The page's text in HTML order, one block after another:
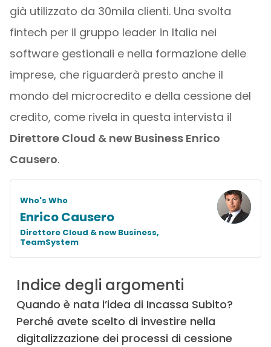
già utilizzato da 30mila clienti. Una svolta
fintech per il gruppo leader in Italia nei
software gestionali e nella formazione delle
imprese, che riguarderà presto anche il
mondo del microcredito e della cessione del
credito, come rivela in questa intervista il
Direttore Cloud & new Business Enrico
Causero.
Who's Who
Enrico Causero
Direttore Cloud & new Business,
TeamSystem
Indice degli argomenti
Quando è nata l’idea di Incassa Subito?
Perché avete scelto di investire nella
digitalizzazione dei processi di cessione